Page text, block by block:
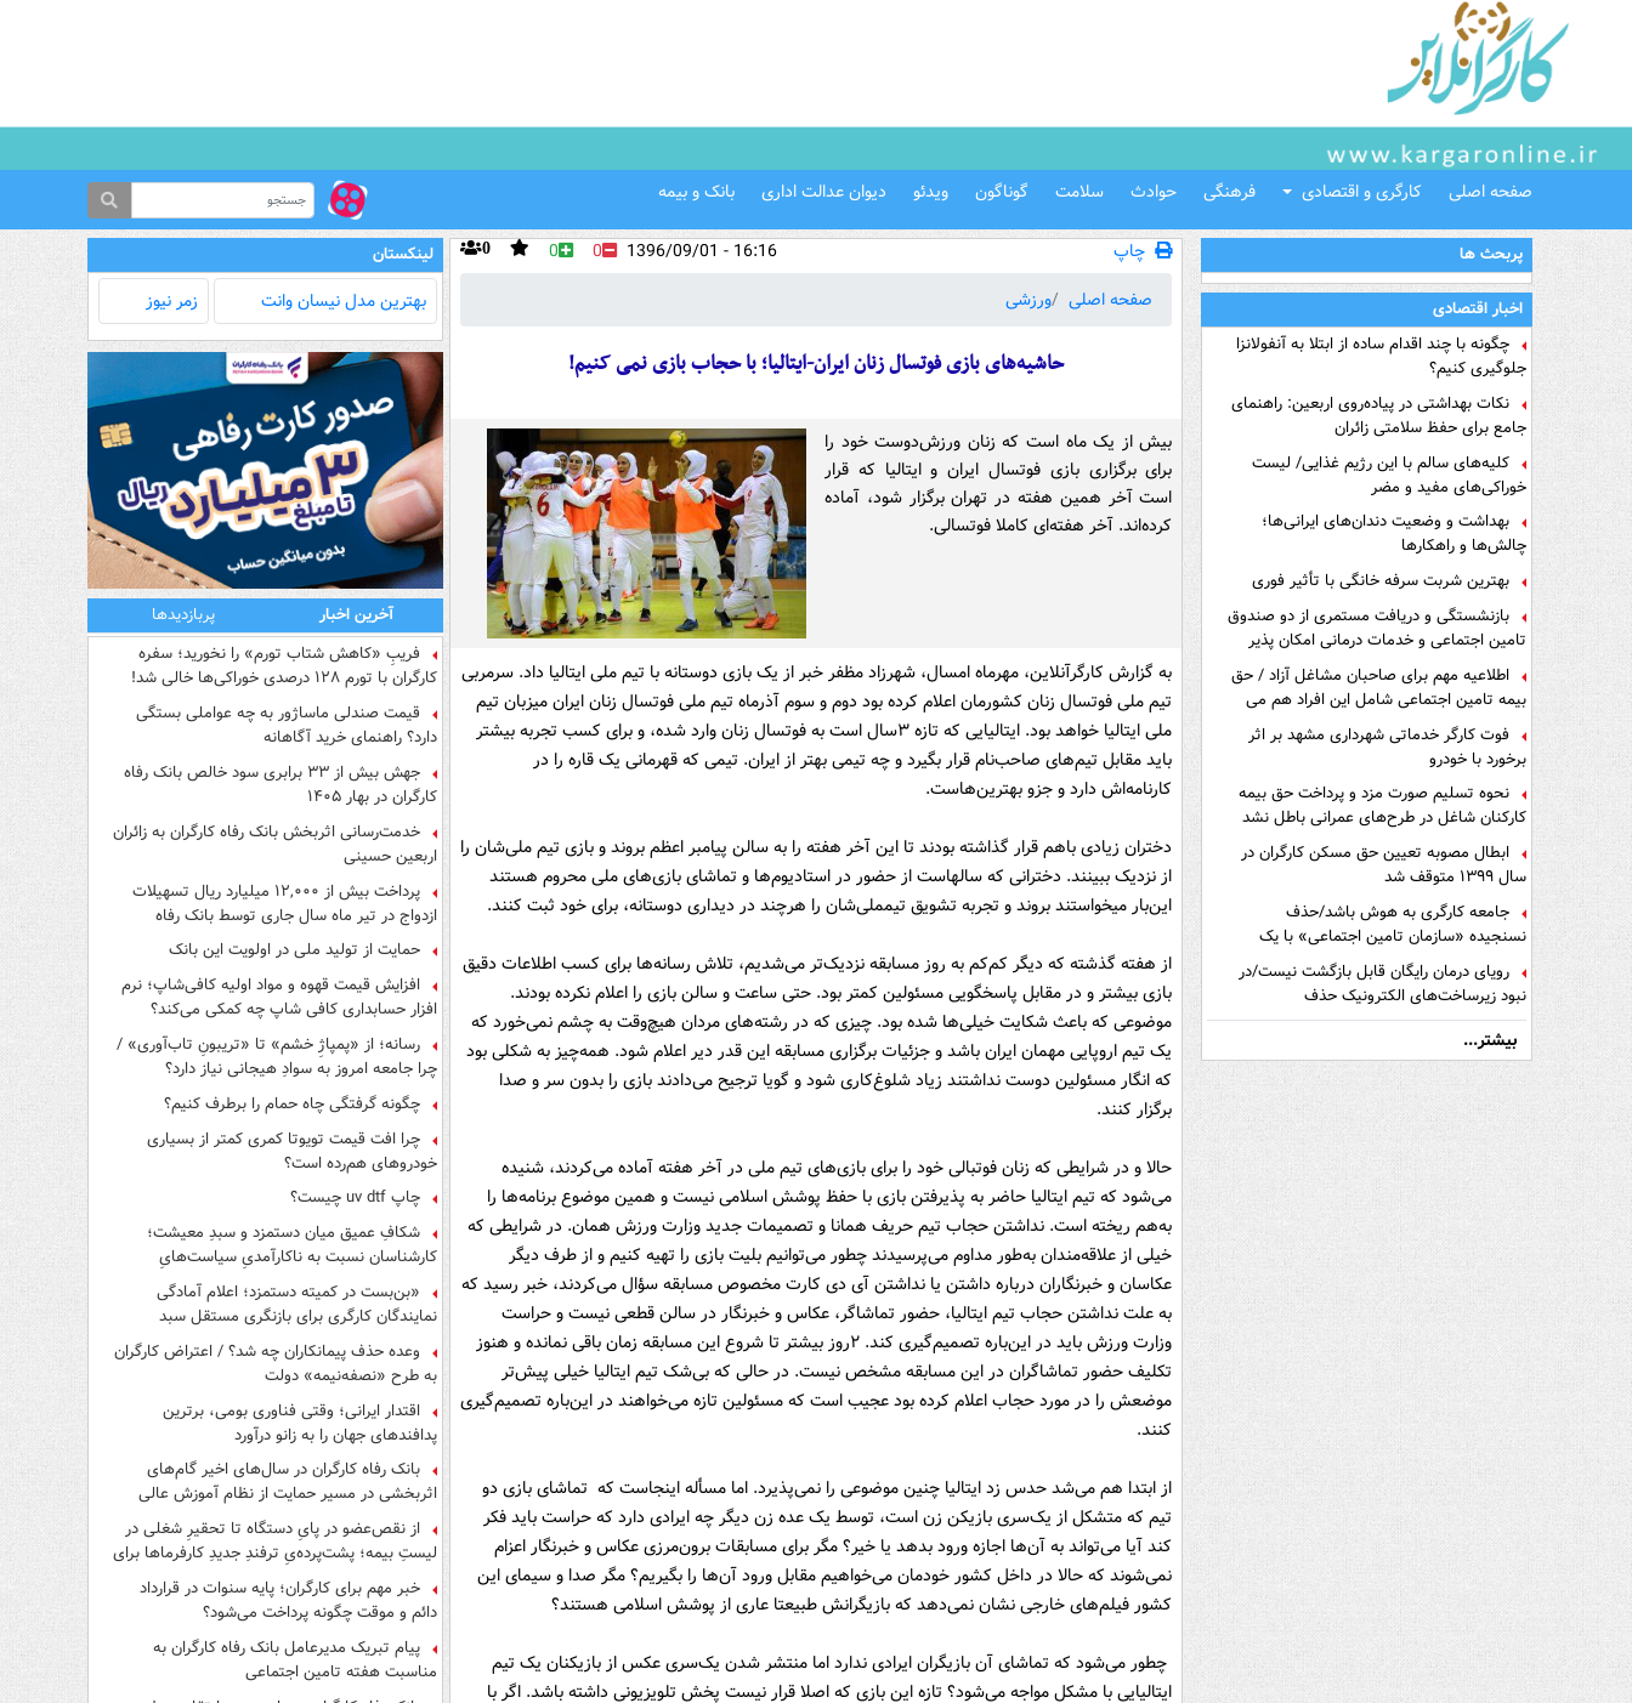
صفحه اصلی کارگری و اقتصادی فرهنگی حوادث سلامت گوناگون ویدئو دیوان عدالت اداری بانک و بیمه
پربحث ها
اخبار اقتصادی
چگونه با چند اقدام ساده از ابتلا به آنفولانزا
جلوگیری کنیم؟
نکات بهداشتی در پیاده‌روی اربعین: راهنمای
جامع برای حفظ سلامتی زائران
کلیه‌های سالم با این رژیم غذایی/ لیست
خوراکی‌های مفید و مضر
بهداشت و وضعیت دندان‌های ایرانی‌ها؛
چالش‌ها و راهکارها
بهترین شربت سرفه خانگی با تأثیر فوری
بازنشستگی و دریافت مستمری از دو صندوق
تامین اجتماعی و خدمات درمانی امکان پذیر
است ؟
اطلاعیه مهم برای صاحبان مشاغل آزاد / حق
بیمه تامین اجتماعی شامل این افراد هم می
شودفوت کارگر خدماتی شهرداری مشهد بر اثر
برخورد با خودرو
نحوه تسلیم صورت مزد و پرداخت حق بیمه
کارکنان شاغل در طرح‌های عمرانی باطل نشد
ابطال مصوبه تعیین حق مسکن کارگران در
سال ۱۳۹۹ متوقف شد
جامعه کارگری به هوش باشد/حذف
نسنجیده «سازمان تامین اجتماعی» با یک
تفاهم نامه!
رویای درمان رایگان قابل بازگشت نیست/در
نبود زیرساخت‌های الکترونیک حذف
دفترچه‌های بیمه اشتباه مضاعف است
بیشتر...
چاپ 0 0 0
16:16 - 1396/09/01
صفحه اصلی
ورزشی
حاشیه‌های بازی فوتسال زنان ایران-ایتالیا؛ با حجاب بازی نمی کنیم!
بیش از یک ماه است که زنان ورزش‌دوست خود را
برای برگزاری بازی فوتسال ایران و ایتالیا که قرار
است آخر همین هفته در تهران برگزار شود، آماده
کرده‌اند. آخر هفته‌ای کاملا فوتسالی.
به گزارش کارگرآنلاین، مهرماه امسال، شهرزاد مظفر خبر از یک بازی دوستانه با تیم ملی ایتالیا داد. سرمربی
تیم ملی فوتسال زنان کشورمان اعلام کرده بود دوم و سوم آذرماه تیم‌ ملی فوتسال زنان ایران میزبان تیم
ملی ایتالیا خواهد بود. ایتالیایی که تازه ۳سال است به فوتسال زنان وارد شده، و برای کسب تجربه بیشتر
باید مقابل تیم‌های صاحب‌نام قرار بگیرد و چه تیمی بهتر از ایران. تیمی که قهرمانی یک قاره را در
کارنامه‌اش دارد و جزو بهترین‌هاست.
دختران زیادی باهم قرار گذاشته بودند تا این آخر هفته را به سالن پیامبر اعظم بروند و بازی تیم ملی‌شان را
از نزدیک ببینند. دخترانی که سال‎هاست از حضور در استادیوم‌ها و تماشای بازی‌های ملی محروم هستند
این‌بار می‎خواستند بروند و تجربه تشویق تیم‎ملی‌شان را هرچند در دیداری دوستانه، برای خود ثبت کنند.
از هفته گذشته که دیگر کم‌کم به روز مسابقه نزدیک‌تر می‌شدیم، تلاش رسانه‌ها برای کسب اطلاعات دقیق
بازی بیشتر و در مقابل پاسخگویی مسئولین کمتر بود. حتی ساعت و سالن بازی را اعلام نکرده بودند.
موضوعی که باعث شکایت خیلی‌ها شده بود. چیزی که در رشته‌های مردان هیچ‌وقت به چشم نمی‌خورد که
یک تیم اروپایی مهمان ایران باشد و جزئیات برگزاری مسابقه این قدر دیر اعلام شود. همه‌چیز به شکلی بود
که انگار مسئولین دوست نداشتند زیاد شلوغ‌کاری شود و گویا ترجیح می‌دادند بازی را بدون سر و صدا
برگزار کنند.
حالا و در شرایطی که زنان فوتبالی خود را برای بازی‌های تیم ملی در آخر هفته آماده می‌کردند، شنیده
می‌شود که تیم ایتالیا حاضر به پذیرفتن بازی با حفظ پوشش اسلامی نیست و همین موضوع برنامه‌ها را
به‌هم ریخته است. نداشتن حجاب تیم حریف همانا و تصمیمات جدید وزارت ورزش همان. در شرایطی که
خیلی از علاقه‌مندان به‌طور مداوم می‌پرسیدند چطور می‌توانیم بلیت بازی را تهیه کنیم و از طرف دیگر
عکاسان و خبرنگاران درباره داشتن یا نداشتن آی دی کارت مخصوص مسابقه سؤال می‌کردند، خبر رسید که
به علت نداشتن حجاب تیم ایتالیا، حضور تماشاگر، عکاس و خبرنگار در سالن قطعی نیست و حراست
وزارت ورزش باید در این‌باره تصمیم‌گیری کند. ۲روز بیشتر تا شروع این مسابقه زمان باقی نمانده و هنوز
تکلیف حضور تماشاگران در این مسابقه مشخص نیست. در حالی که بی‌شک تیم ایتالیا خیلی پیش‌تر
موضعش را در مورد حجاب اعلام کرده بود عجیب است که مسئولین تازه می‌خواهند در این‌باره تصمیم‌گیری
کنند.
از ابتدا هم می‌شد حدس زد ایتالیا چنین موضوعی را نمی‌پذیرد. اما مسأله اینجاست که تماشای بازی دو
تیم که متشکل از یک‌سری بازیکن زن است، توسط یک عده زن دیگر چه ایرادی دارد که حراست باید فکر
کند آیا می‌تواند به آن‌ها اجازه ورود بدهد یا خیر؟ مگر برای مسابقات برون‌مرزی عکاس و خبرنگار اعزام
نمی‌شوند که حالا در داخل کشور خودمان می‌خواهیم مقابل ورود آن‌ها را بگیریم؟ مگر صدا و سیمای این
کشور فیلم‌های خارجی نشان نمی‌دهد که بازیگرانش طبیعتا عاری از پوشش اسلامی هستند؟
چطور می‌شود که تماشای آن بازیگران ایرادی ندارد اما منتشر شدن یک‌سری عکس از بازیکنان یک تیم
ایتالیایی با مشکل مواجه می‌شود؟ تازه این بازی که اصلا قرار نیست پخش تلویزیونی داشته باشد. اگر با
لینکستان
بهترین مدل‌ نیسان وانت زمر نیوز
آخرین اخبار
پربازدیدها
فریبِ «کاهش شتاب تورم» را نخورید؛ سفره
کارگران با تورم ۱۲۸ درصدی خوراکی‌ها خالی شد!
قیمت صندلی ماساژور به چه عواملی بستگی
دارد؟ راهنمای خرید آگاهانه
جهش بیش از ۳۳ برابری سود خالص بانک رفاه
کارگران در بهار ۱۴۰۵
خدمت‌رسانی اثربخش بانک رفاه کارگران به زائران
اربعین حسینی
پرداخت بیش از ۱۲,۰۰۰ میلیارد ریال تسهیلات
ازدواج در تیر ماه سال جاری توسط بانک رفاه
کارگران
حمایت از تولید ملی در اولویت این بانک
افزایش قیمت قهوه و مواد اولیه کافی‌شاپ؛ نرم
افزار حسابداری کافی شاپ چه کمکی می‌کند؟
رسانه؛ از «پمپاژِ خشم» تا «تریبونِ تاب‌آوری» /
چرا جامعه امروز به سوادِ هیجانی نیاز دارد؟
چگونه گرفتگی چاه حمام را برطرف کنیم؟
چرا افت قیمت تویوتا کمری کمتر از بسیاری
خودروهای هم‌رده است؟
چاپ uv dtf چیست؟
شکافِ عمیق میان دستمزد و سبدِ معیشت؛
کارشناسان نسبت به ناکارآمدیِ سیاست‌هایِ
حمایتی هشدار دادند
«بن‌بست در کمیته دستمزد؛ اعلام آمادگی
نمایندگان کارگری برای بازنگری مستقل سبد
وعده حذف پیمانکاران چه شد؟ / اعتراض کارگران
به طرح «نصفه‌نیمه» دولت
اقتدار ایرانی؛ وقتی فناوری بومی، برترین
پدافندهای جهان را به زانو درآورد
بانک رفاه کارگران در سال‌های اخیر گام‌های
اثربخشی در مسیر حمایت از نظام آموزش عالی
برداشته است
از نقص‌عضو در پایِ دستگاه تا تحقیرِ شغلی در
لیستِ بیمه؛ پشت‌پرده‌یِ ترفندِ جدیدِ کارفرماها برای
فرار از قانون چیست؟
خبر مهم برای کارگران؛ پایه سنوات در قرارداد
دائم و موقت چگونه پرداخت می‌شود؟
پیام تبریک مدیرعامل بانک رفاه کارگران به
مناسبت هفته تامین اجتماعی